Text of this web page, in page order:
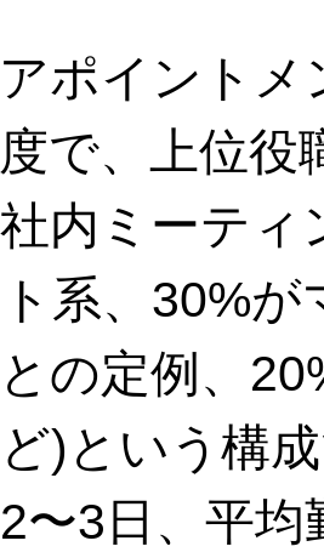
ポイントメ
で、上位役
内ミーティ
系、30%
の定例、
)という構
〜3日、平